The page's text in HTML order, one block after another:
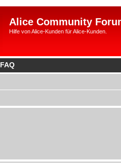
Alice Community
Hilfe von Alice-Kunden für Alice-Kunden.
FAQ